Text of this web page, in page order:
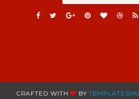
CRAFTED WITH BY